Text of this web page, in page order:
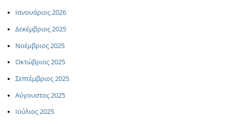
Ιανουάριος 2026
Δεκέμβριος 2025
Νοέμβριος 2025
Οκτώβριος 2025
Σεπτέμβριος 2025
Αύγουστος 2025
Ιούλιος 2025